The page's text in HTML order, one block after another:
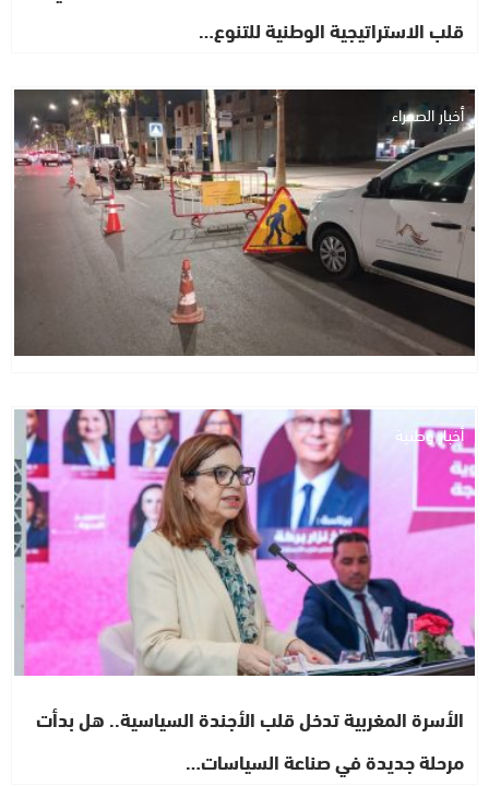
قلب الاستراتيجية الوطنية للتنوع…
أخبار الصحراء
أخبار وطنية
الأسرة المغربية تدخل قلب الأجندة السياسية.. هل بدأت
مرحلة جديدة في صناعة السياسات…